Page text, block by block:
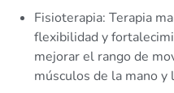
Fisioterapia: Terapia
flexibilidad y
mejorar el rango de
músculos de la mano y